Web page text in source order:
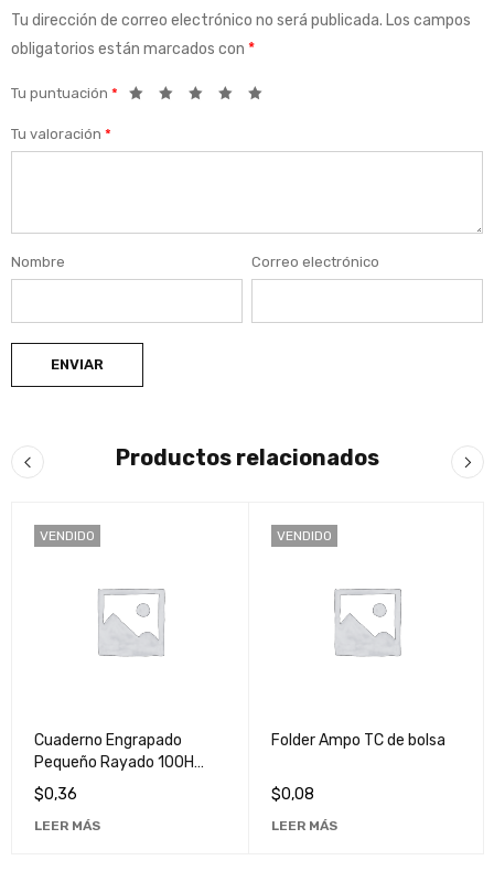
Tu dirección de correo electrónico no será publicada. Los campos
obligatorios están marcados con *
Tu puntuación *
Tu valoración *
Nombre Correo electrónico
Productos relacionados
VENDIDO
Cuaderno Engrapado
Pequeño Rayado 100H
Pacasa - Libreta
Compacta para Notas y
Dibujos
$0,36
LEER MÁS
VENDIDO
Folder Ampo TC de bolsa
$0,08
LEER MÁS